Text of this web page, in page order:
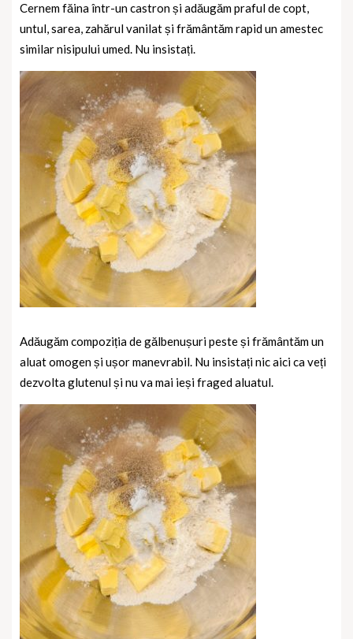
Cernem făina într-un castron și adăugăm praful de copt,
untul, sarea, zahărul vanilat și frământăm rapid un amestec
similar nisipului umed. Nu insistați.
Adăugăm compoziția de gălbenușuri peste și frământăm un
aluat omogen și ușor manevrabil. Nu insistați nic aici ca veți
dezvolta glutenul și nu va mai ieși fraged aluatul.